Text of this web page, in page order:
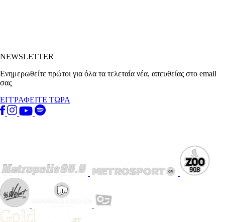
NEWSLETTER
Ενημερωθείτε πρώτοι για όλα τα τελεταία νέα, απευθείας στο email
σας
ΕΓΓΡΑΦΕΙΤΕ ΤΩΡΑ